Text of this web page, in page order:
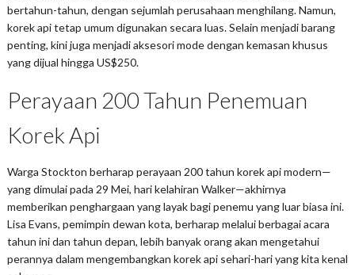
bertahun-tahun, dengan sejumlah perusahaan menghilang. Namun,
korek api tetap umum digunakan secara luas. Selain menjadi barang
penting, kini juga menjadi aksesori mode dengan kemasan khusus
yang dijual hingga US$250.
Perayaan 200 Tahun Penemuan
Korek Api
Warga Stockton berharap perayaan 200 tahun korek api modern—
yang dimulai pada 29 Mei, hari kelahiran Walker—akhirnya
memberikan penghargaan yang layak bagi penemu yang luar biasa ini.
Lisa Evans, pemimpin dewan kota, berharap melalui berbagai acara
tahun ini dan tahun depan, lebih banyak orang akan mengetahui
perannya dalam mengembangkan korek api sehari-hari yang kita kenal